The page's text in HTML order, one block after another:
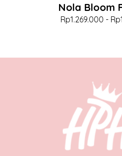
Nola Bloom
Rp1.269.000 -